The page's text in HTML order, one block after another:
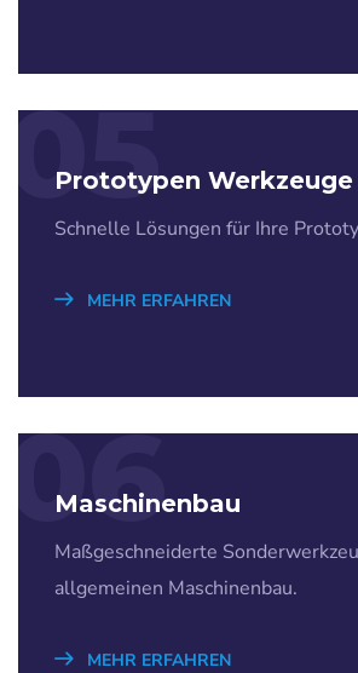
05
Prototypen Werkzeuge
Schnelle Lösungen für Ihre
MEHR ERFAHREN
06
Maschinenbau
Maßgeschneiderte
allgemeinen Maschinenbau.
MEHR ERFAHREN